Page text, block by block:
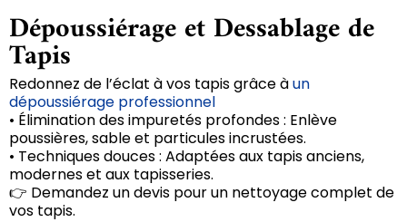
Dépoussiérage et Dessablage de
Tapis
Redonnez de l’éclat à vos tapis grâce àun
dépoussiérage professionnel
• Élimination des impuretés profondes : Enlève
poussières, sable et particules incrustées.
• Techniques douces : Adaptées aux tapis anciens,
modernes et aux tapisseries.
👉 Demandez un devis pour un nettoyage complet de
vos tapis.